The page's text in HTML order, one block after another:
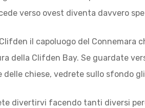
verso ovest diventa davvero
il capoluogo del Connemara
della Clifden Bay. Se guardate
chiese, vedrete sullo sfondo
divertirvi facendo tanti diversi